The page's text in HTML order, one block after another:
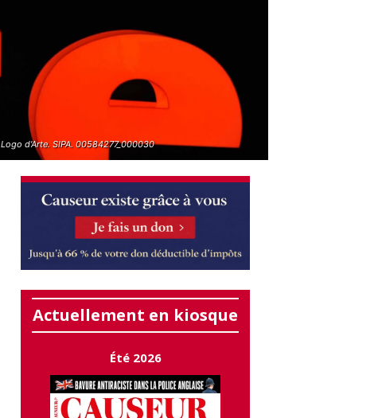
Logo d'Arte. SIPA. 00584277_000030
Actuellement en kiosque
Été 2026